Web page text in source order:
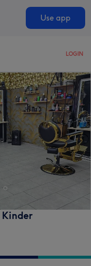
Use app
LOGIN
Kinder